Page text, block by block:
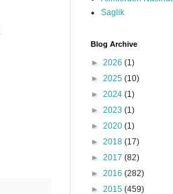
Saglik
Blog Archive
► 2026 (1)
► 2025 (10)
► 2024 (1)
► 2023 (1)
► 2020 (1)
► 2018 (17)
► 2017 (82)
► 2016 (282)
► 2015 (459)